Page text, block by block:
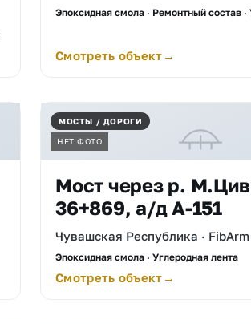
Эпоксидная смола · Ремонтный состав ·
Смотреть объект
МОСТЫ / ДОРОГИ
НЕТ ФОТО
Мост через р.
36+869, а/д А-151
Чувашская Республика ·
Эпоксидная смола · Углеродная лента
Смотреть объект